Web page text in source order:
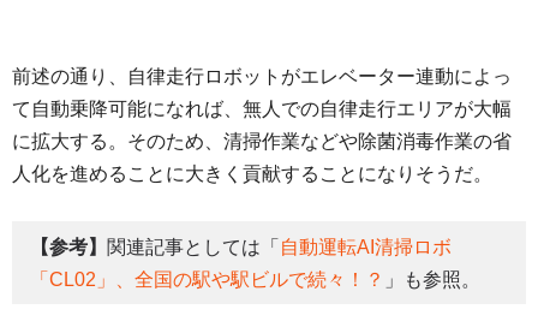
前述の通り、自律走行ロボットがエレベーター連動によっ
て自動乗降可能になれば、無人での自律走行エリアが大幅
に拡大する。そのため、清掃作業などや除菌消毒作業の省
人化を進めることに大きく貢献することになりそうだ。
【参考】 関連記事としては「 自動運転AI清掃ロボ
「CL02」、全国の駅や駅ビルで続々！？ 」も参照。